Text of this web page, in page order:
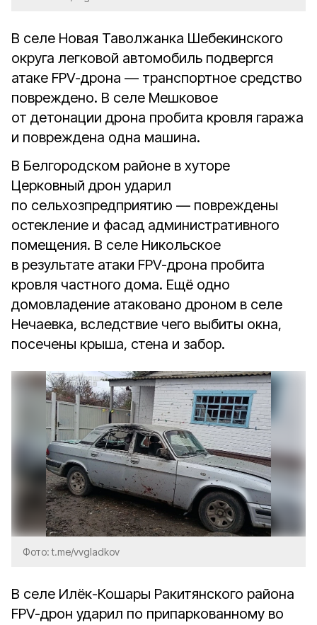
В селе Новая Таволжанка Шебекинского
округа легковой автомобиль подвергся
атаке FPV-дрона — транспортное средство
повреждено. В селе Мешковое
от детонации дрона пробита кровля гаража
и повреждена одна машина.
В Белгородском районе в хуторе
Церковный дрон ударил
по сельхозпредприятию — повреждены
остекление и фасад административного
помещения. В селе Никольское
в результате атаки FPV-дрона пробита
кровля частного дома. Ещё одно
домовладение атаковано дроном в селе
Нечаевка, вследствие чего выбиты окна,
посечены крыша, стена и забор.
Фото: t.me/vvgladkov
В селе Илёк-Кошары Ракитянского района
FPV-дрон ударил по припаркованному во